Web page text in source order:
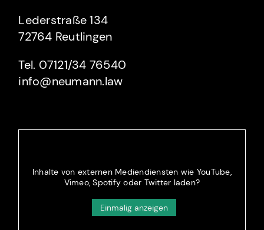
Lederstraße 134
72764 Reutlingen
Tel. 07121/34 76540
info@neumann.law
Inhalte von externen Mediendiensten wie YouTube,
Vimeo, Spotify oder Twitter laden?
Einmalig anzeigen